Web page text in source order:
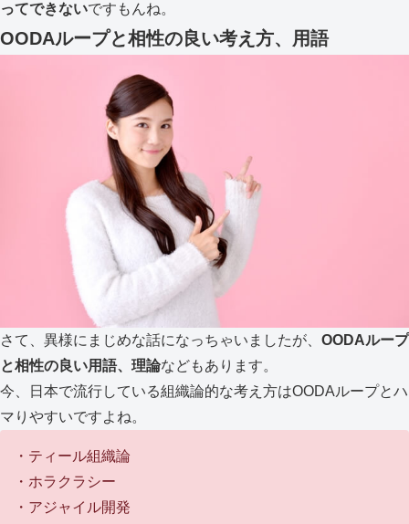
ってできないですもんね。
OODAループと相性の良い考え方、用語
さて、異様にまじめな話になっちゃいましたが、 OODAループ
と相性の良い用語、理論などもあります。
今、日本で流行している組織論的な考え方はOODAループとハ
マりやすいですよね。
・ティール組織論
・ホラクラシー
・アジャイル開発